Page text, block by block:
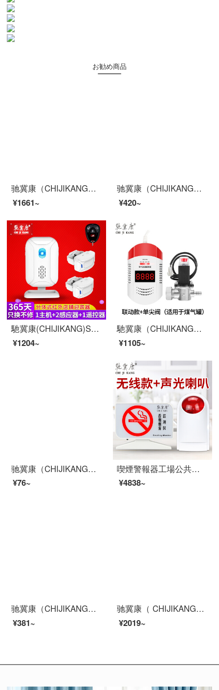
お勧め商品
驰冀康（CHIJIKANG）C34 智能网络摄像机 室内室外监控高清摄像头 红外夜视 wifi双向通话 配128G内存卡
¥1661~
驰冀康（CHIJIKANG）CJK-AN-11 无线手动紧急按钮 单拍无法使用
¥420~
馳冀康(CHIJIKANG)SF 20 Rこんにちは、センサーショップのスーパーにいらっしゃいませんか？
¥1204~
馳冀康（CHIJIKANG）G 203-71ガス警報器家庭用連動型台所ガスガスガス漏れ防止遮断弁探知機インテリジェント自動断気帯電磁弁
¥1105~
驰冀康（CHIJIKANG）CJK-U2 LED随身灯 USB迷你小夜灯 学生宿舍卧室阅读床头灯 充电宝移动电源usb灯 黑
¥76~
喫煙警報器工場公共場所トイレ禁煙喫煙検知器の音声が煙検出器に提示されています。
¥4838~
驰冀康（CHIJIKANG）CJK-913 无线手报 无线按钮 配件 需要搭配声光
¥381~
驰冀康（ CHIJIKANG）烟雾报警器温度报警器3C消防火灾探测器无线烟感器商用家用感应报警器
¥2019~